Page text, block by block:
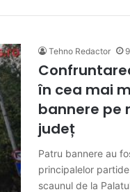
Tehno Redactor
în cea mai
bannere pe
județ
Patru bannere au
principalelor
scaunul de la